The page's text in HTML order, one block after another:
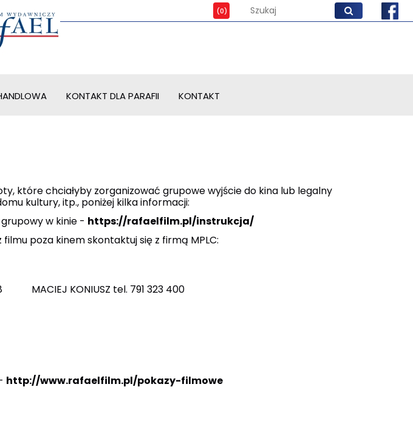
KONTAKT DLA PARAFII KONTAKT
które chciałyby zorganizować grupowe wyjście do kina lub legalny
kultury, itp., poniżej kilka informacji:
w kinie - https://rafaelfilm.pl/instrukcja/
poza kinem skontaktuj się z firmą MPLC:
MACIEJ KONIUSZ tel. 791 323 400
http://www.rafaelfilm.pl/pokazy-filmowe